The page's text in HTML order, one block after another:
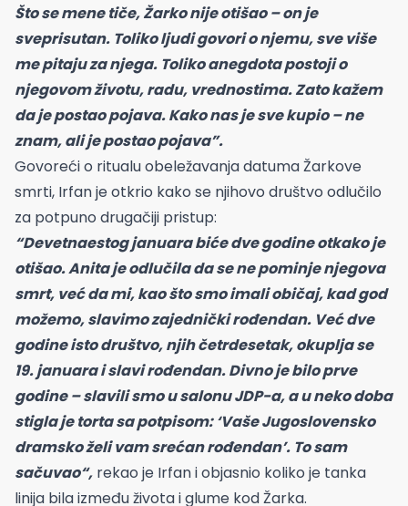
Što se mene tiče, Žarko nije otišao – on je
sveprisutan. Toliko ljudi govori o njemu, sve više
me pitaju za njega. Toliko anegdota postoji o
njegovom životu, radu, vrednostima. Zato kažem
da je postao pojava. Kako nas je sve kupio – ne
znam, ali je postao pojava”.
Govoreći o ritualu obeležavanja datuma Žarkove
smrti, Irfan je otkrio kako se njihovo društvo odlučilo
za potpuno drugačiji pristup:
“Devetnaestog januara biće dve godine otkako je
otišao. Anita je odlučila da se ne pominje njegova
smrt, već da mi, kao što smo imali običaj, kad god
možemo, slavimo zajednički rođendan. Već dve
godine isto društvo, njih četrdesetak, okuplja se
19. januara i slavi rođendan. Divno je bilo prve
godine – slavili smo u salonu JDP-a, a u neko doba
stigla je torta sa potpisom: ‘Vaše Jugoslovensko
dramsko želi vam srećan rođendan’. To sam
sačuvao“, rekao je Irfan i objasnio koliko je tanka
linija bila između života i glume kod Žarka.